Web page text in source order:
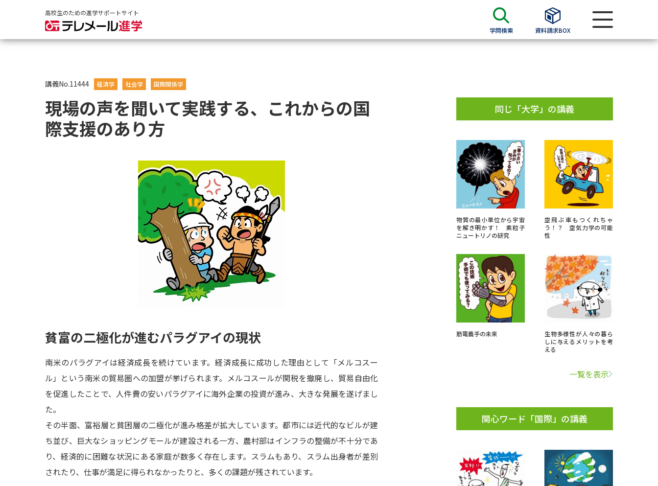
高校生のための進学サポートサイト
学問検索 資料請求BOX
大学・短大の資料種類から請求
大学パンフ
学部・学科パンフ
過去問題集
留学・進学関連、塾・予備校
大学入学共通テスト「受験上の配慮案内」の請求
高等学校卒業程度認定試験
小学校教員資格認定試験
大学検索
大学で学べる内容や特徴を調べる
新増設大学・学部・学科特集
データサイエンス特集
新学年スタート号特集ページ（高3生用）
新学年スタート号特集ページ（高2生用）
SELFBRAND特集ページ
オープンキャンパスなどを調べる
講義No.11444 経済学 社会学 国際関係学
現場の声を聞いて実践する、これからの国
際支援のあり方
貧富の二極化が進むパラグアイの現状
南米のパラグアイは経済成長を続けています。経済成長に成功した理由として「メルコスー
ル」という南米の貿易圏への加盟が挙げられます。メルコスールが関税を撤廃し、貿易自由化
を促進したことで、人件費の安いパラグアイに海外企業の投資が進み、大きな発展を遂げまし
た。
その半面、富裕層と貧困層の二極化が進み格差が拡大しています。都市には近代的なビルが建
ち並び、巨大なショッピングモールが建設される一方、農村部はインフラの整備が不十分であ
り、経済的に困難な状況にある家庭が数多く存在します。スラムもあり、スラム出身者が差別
されたり、仕事が満足に得られなかったりと、多くの課題が残されています。
同じ「大学」の講義
物質の最小単位から宇宙
を解き明かす！ 素粒子
ニュートリノの研究
空飛ぶ車もつくれちゃ
う！？ 空気力学の可能
性
筋電義手の未来
生物多様性が人々の暮ら
しに与えるメリットを考
える
一覧を表示
関心ワード「国際」の講義